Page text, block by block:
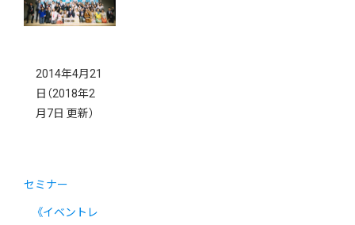
2014年4月21
日 （2018年2
月7日 更新）
セミナー
《イベントレ